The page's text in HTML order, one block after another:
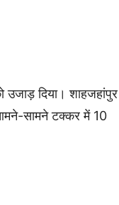
उजाड़ दिया। शाहजहांपुर
सामने टक्कर में 10